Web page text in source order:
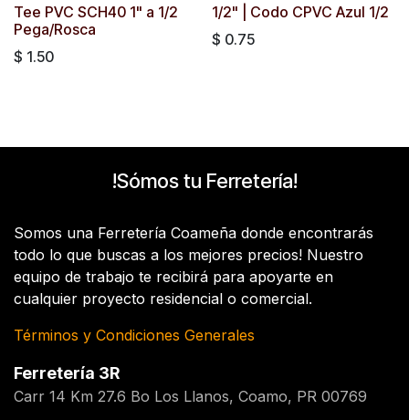
Tee PVC SCH40 1" a 1/2
Pega/Rosca
$ 1.50
1/2" | Codo CPVC Azul 1/2
$ 0.75
!Sómos tu Ferretería!
Somos una Ferretería Coameña donde encontrarás
todo lo que buscas a los mejores precios! Nuestro
equipo de trabajo te recibirá para apoyarte en
cualquier proyecto residencial o comercial.
Términos y Condiciones Generales
Ferretería 3R
Carr 14 Km 27.6 Bo Los Llanos, Coamo, PR 00769